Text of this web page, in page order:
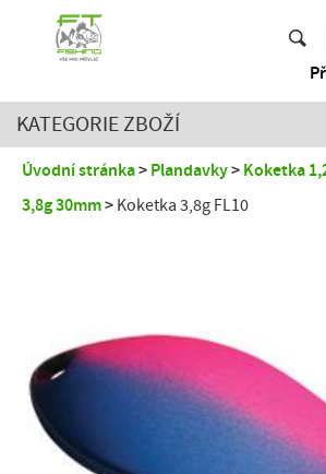
KATEGORIE ZBOŽÍ
Úvodní stránka Plandavky Koketka
3,8g 30mm
Koketka 3,8g FL10